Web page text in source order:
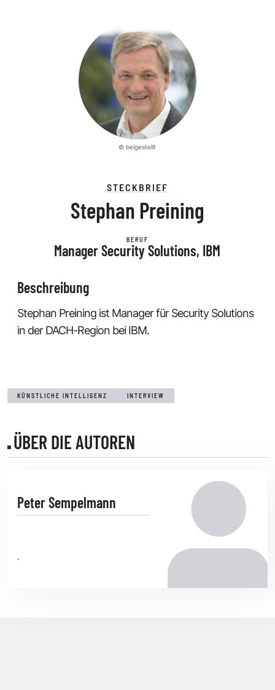
© beigestellt
STECKBRIEF
Stephan Preining
BERUF
Manager Security Solutions, IBM
Beschreibung
Stephan Preining ist Manager für Security Solutions
in der DACH-Region bei IBM.
KÜNSTLICHE INTELLIGENZ INTERVIEW
ÜBER DIE AUTOREN
Peter Sempelmann
.